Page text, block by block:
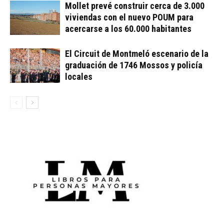
Mollet prevé construir cerca de 3.000
viviendas con el nuevo POUM para
acercarse a los 60.000 habitantes
El Circuit de Montmeló escenario de la
graduación de 1746 Mossos y policía
locales